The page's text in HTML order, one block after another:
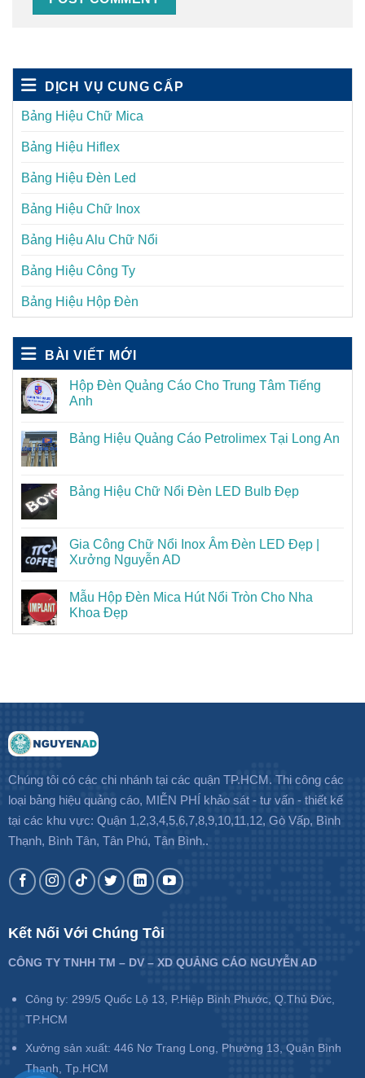
DỊCH VỤ CUNG CẤP
Bảng Hiệu Chữ Mica
Bảng Hiệu Hiflex
Bảng Hiệu Đèn Led
Bảng Hiệu Chữ Inox
Bảng Hiệu Alu Chữ Nổi
Bảng Hiệu Công Ty
Bảng Hiệu Hộp Đèn
BÀI VIẾT MỚI
Hộp Đèn Quảng Cáo Cho Trung Tâm Tiếng
Anh
Bảng Hiệu Quảng Cáo Petrolimex Tại Long An
Bảng Hiệu Chữ Nổi Đèn LED Bulb Đẹp
Gia Công Chữ Nổi Inox Âm Đèn LED Đẹp |
Xưởng Nguyễn AD
Mẫu Hộp Đèn Mica Hút Nổi Tròn Cho Nha
Khoa Đẹp
Chúng tôi có các chi nhánh tại các quận TP.HCM. Thi công các
loại bảng hiệu quảng cáo, MIỄN PHÍ khảo sát - tư vấn - thiết kế
tại các khu vực: Quận 1,2,3,4,5,6,7,8,9,10,11,12, Gò Vấp, Bình
Thạnh, Bình Tân, Tân Phú, Tân Bình..
Kết Nối Với Chúng Tôi
CÔNG TY TNHH TM – DV – XD QUẢNG CÁO NGUYỄN AD
Công ty: 299/5 Quốc Lộ 13, P.Hiệp Bình Phước, Q.Thủ Đức,
TP.HCM
Xưởng sản xuất: 446 Nơ Trang Long, Phường 13, Quận Bình
Thạnh, Tp.HCM